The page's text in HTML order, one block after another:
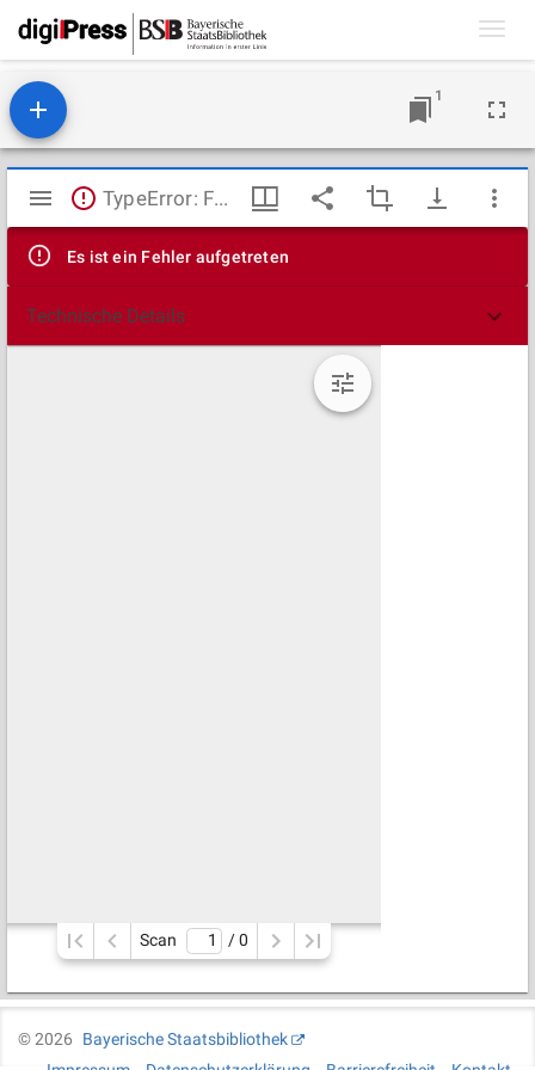
1
Mirador
Viewer
TypeError: Failed to fetch
Es ist ein Fehler aufgetreten
Technische Details
Scan / 0
©2026
Bayerische Staatsbibliothek